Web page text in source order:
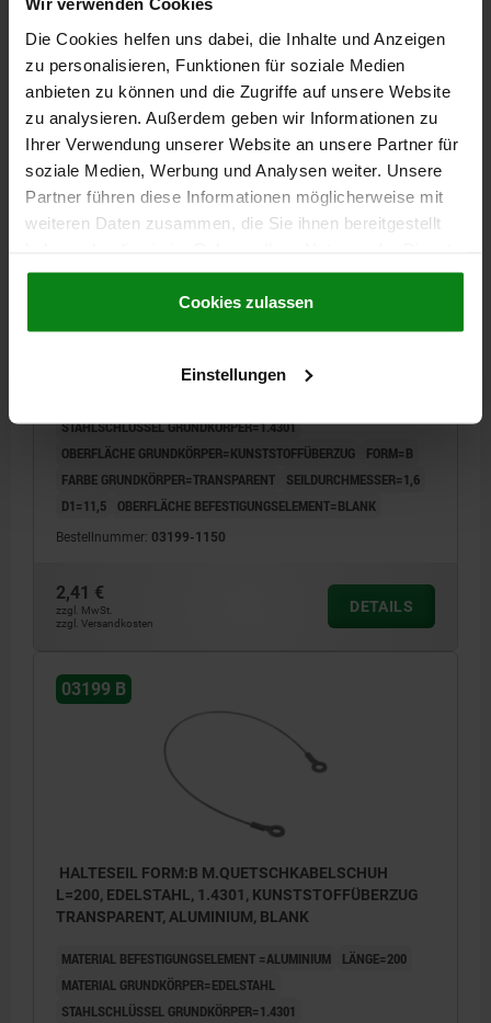
Die Cookies helfen uns dabei, die Inhalte und Anzeigen
zu personalisieren, Funktionen für soziale Medien
anbieten zu können und die Zugriffe auf unsere Website
zu analysieren. Außerdem geben wir Informationen zu
Ihrer Verwendung unserer Website an unsere Partner für
soziale Medien, Werbung und Analysen weiter. Unsere
Partner führen diese Informationen möglicherweise mit
weiteren Daten zusammen, die Sie ihnen bereitgestellt
gesammelt haben.Cookie Richtlinien
Datenschutz|AGB
Cookies zulassen
Einstellungen
2,14 €
zzgl. Versandkosten
03199 B
L=150, EDELSTAHL, 1.4301, KUNSTSTOFFÜBERZUG
TRANSPARENT, ALUMINIUM, BLANK
MATERIAL BEFESTIGUNGSELEMENT =ALUMINIUM
STAHLSCHLÜSSEL GRUNDKÖRPER=1.4301
OBERFLÄCHE GRUNDKÖRPER=KUNSTSTOFFÜBERZUG
FORM=B
FARBE GRUNDKÖRPER=TRANSPARENT
SEILDURCHMESSER=1,6
D1=11,5
OBERFLÄCHE BEFESTIGUNGSELEMENT=BLANK
Bestellnummer: 03199-1150
2,41 €
zzgl. MwSt.
zzgl. Versandkosten
DETAILS
03199 B
HALTESEIL FORM:B M.QUETSCHKABELSCHUH
L=200, EDELSTAHL, 1.4301, KUNSTSTOFFÜBERZUG
TRANSPARENT, ALUMINIUM, BLANK
MATERIAL BEFESTIGUNGSELEMENT =ALUMINIUM
LÄNGE=200
MATERIAL GRUNDKÖRPER=EDELSTAHL
STAHLSCHLÜSSEL GRUNDKÖRPER=1.4301